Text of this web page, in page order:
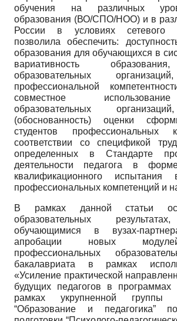
обучения на различных
образования (ВО/СПО/НОО) и в
России в условиях сетевого
позволила обеспечить:
образования для обучающихся в
вариативность
образовательных
профессиональной
совместное
образовательных
(обоснованность) оценки
студентов профессиональных
соответствии со спецификой
определенных в Стандарте
деятельности педагога в
квалификационного
профессиональных компетенций и
В рамках данной статьи
образовательных
обучающимися в вузах-
апробации новых
профессиональных
бакалавриата в рамках
«Усиление практической
будущих педагогов в программах
рамках укрупненной группы
“Образование и педагогика”